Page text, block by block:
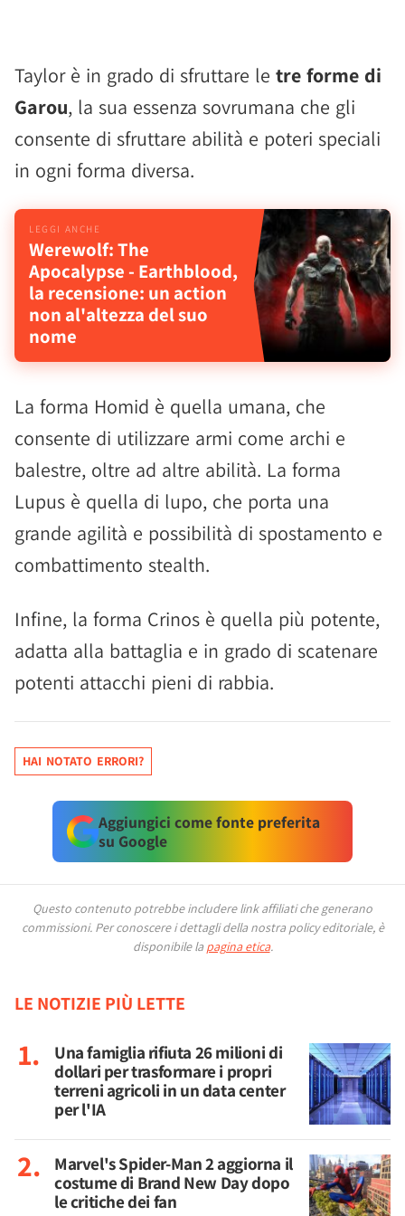
Taylor è in grado di sfruttare le tre forme di
Garou, la sua essenza sovrumana che gli
consente di sfruttare abilità e poteri speciali
in ogni forma diversa.
Werewolf: The
Apocalypse - Earthblood,
la recensione: un action
non al'altezza del suo
nome
La forma Homid è quella umana, che
consente di utilizzare armi come archi e
balestre, oltre ad altre abilità. La forma
Lupus è quella di lupo, che porta una
grande agilità e possibilità di spostamento e
combattimento stealth.
Infine, la forma Crinos è quella più potente,
adatta alla battaglia e in grado di scatenare
potenti attacchi pieni di rabbia.
HAI NOTATO ERRORI?
Aggiungici come fonte preferita
su Google
Questo contenuto potrebbe includere link affiliati che generano
commissioni. Per conoscere i dettagli della nostra policy editoriale, è
disponibile la pagina etica.
LE NOTIZIE PIÙ LETTE
Una famiglia rifiuta 26 milioni di
dollari per trasformare i propri
terreni agricoli in un data center
per l'IA
Marvel's Spider-Man 2 aggiorna il
costume di Brand New Day dopo
le critiche dei fan